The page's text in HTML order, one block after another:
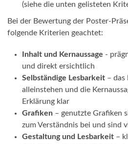
(siehe die unten gelisteten
Bei der Bewertung der Poster-
folgende Kriterien geachtet:
Inhalt und Kernaussage -
und direkt ersichtlich
Selbständige Lesbarkeit – das
alleinstehen und die
Erklärung klar
Grafiken – genutzte Grafiken
zum Verständnis bei und sind
Gestaltung und Lesbarkeit –